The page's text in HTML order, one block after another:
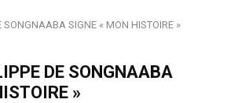
SONGNAABA SIGNE « MON HISTOIRE »
DE SONGNAABA
»